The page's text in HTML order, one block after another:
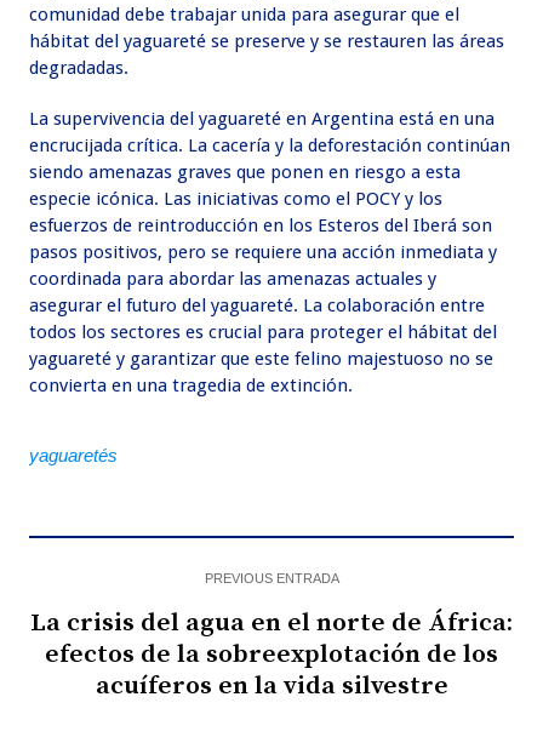
comunidad debe trabajar unida para asegurar que el
hábitat del yaguareté se preserve y se restauren las áreas
degradadas.
La supervivencia del yaguareté en Argentina está en una
encrucijada crítica. La cacería y la deforestación continúan
siendo amenazas graves que ponen en riesgo a esta
especie icónica. Las iniciativas como el POCY y los
esfuerzos de reintroducción en los Esteros del Iberá son
pasos positivos, pero se requiere una acción inmediata y
coordinada para abordar las amenazas actuales y
asegurar el futuro del yaguareté. La colaboración entre
todos los sectores es crucial para proteger el hábitat del
yaguareté y garantizar que este felino majestuoso no se
convierta en una tragedia de extinción.
yaguaretés
PREVIOUS ENTRADA
La crisis del agua en el norte de África:
efectos de la sobreexplotación de los
acuíferos en la vida silvestre